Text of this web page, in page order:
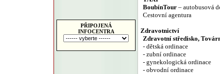
PŘIPOJENÁ
INFOCENTRA
BoubínTour– autobusová
Cestovní agentura
Zdravotnictví
Zdravotní středisko,
- dětská ordinace
- zubní ordinace
- gynekologická ordinace
- obvodní ordinace